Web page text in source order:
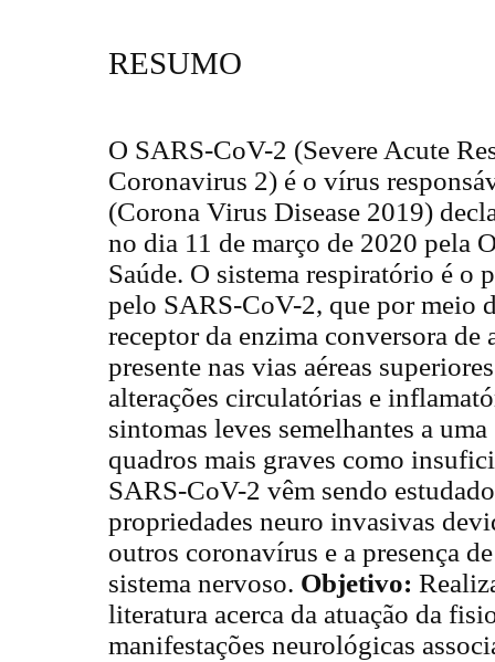
RESUMO
O SARS-CoV-2 (Severe Acute
Coronavirus 2) é o vírus
(Corona Virus Disease 2019)
no dia 11 de março de 2020 pela
Saúde. O sistema respiratório é o
pelo SARS-CoV-2, que por meio
receptor da enzima conversora
presente nas vias aéreas
alterações circulatórias e
sintomas leves semelhantes a
quadros mais graves como
SARS-CoV-2 vêm sendo
propriedades neuro invasivas
outros coronavírus e a presença
sistema nervoso. Objetivo:
literatura acerca da atuação da
manifestações neurológicas